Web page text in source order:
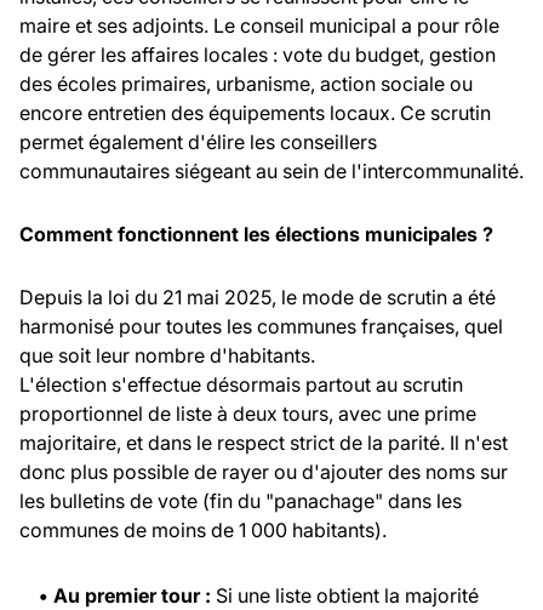
maire et ses adjoints. Le conseil municipal a pour rôle
de gérer les affaires locales : vote du budget, gestion
des écoles primaires, urbanisme, action sociale ou
encore entretien des équipements locaux. Ce scrutin
permet également d'élire les conseillers
communautaires siégeant au sein de l'intercommunalité.
Comment fonctionnent les élections municipales ?
Depuis la loi du 21 mai 2025, le mode de scrutin a été
harmonisé pour toutes les communes françaises, quel
que soit leur nombre d'habitants.
L'élection s'effectue désormais partout au scrutin
proportionnel de liste à deux tours, avec une prime
majoritaire, et dans le respect strict de la parité. Il n'est
donc plus possible de rayer ou d'ajouter des noms sur
les bulletins de vote (fin du "panachage" dans les
communes de moins de 1 000 habitants).
• Au premier tour : Si une liste obtient la majorité